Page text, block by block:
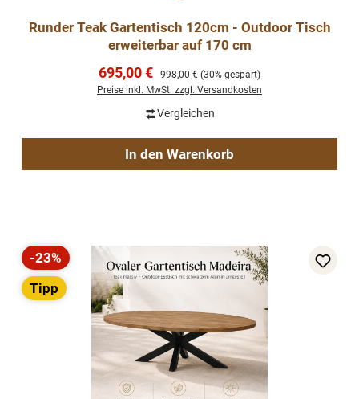
Runder Teak Gartentisch 120cm - Outdoor Tisch
erweiterbar auf 170 cm
Verkaufspreis:
695,00 € Regulärer Preis:
998,00 € (30% gespart)
Preise inkl. MwSt. zzgl. Versandkosten
Vergleichen
In den Warenkorb
Rabatt
-23%
Tipp